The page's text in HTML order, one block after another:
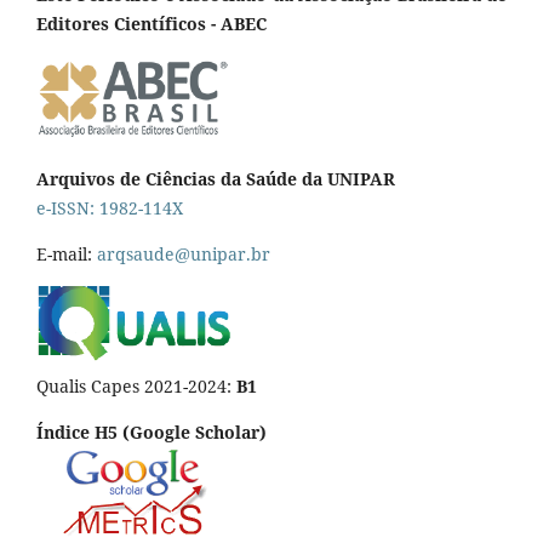
Editores Científicos - ABEC
Arquivos de Ciências da Saúde da UNIPAR
e-ISSN: 1982-114X
E-mail: arqsaude@unipar.br
Qualis Capes 2021-2024: B1
Índice H5 (Google Scholar)